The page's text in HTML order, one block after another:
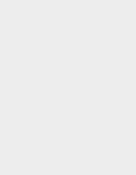
hợp với
Thùng in
bảo vệ sản
năng: Bao bì bắt